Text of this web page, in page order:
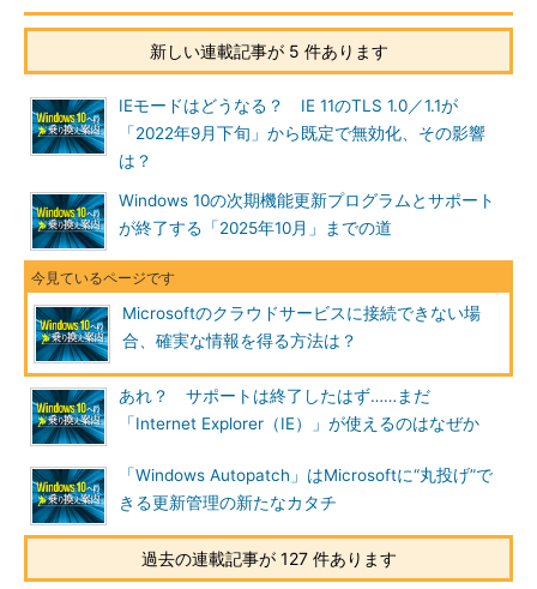
新しい連載記事が 5 件あります
IEモードはどうなる？ IE 11のTLS 1.0／1.1が
「2022年9月下旬」から既定で無効化、その影響
は？
Windows 10の次期機能更新プログラムとサポート
が終了する「2025年10月」までの道
Microsoftのクラウドサービスに接続できない場
合、確実な情報を得る方法は？
あれ？ サポートは終了したはず……まだ
「Internet Explorer（IE）」が使えるのはなぜか
「Windows Autopatch」はMicrosoftに“丸投げ”で
きる更新管理の新たなカタチ
過去の連載記事が 127 件あります